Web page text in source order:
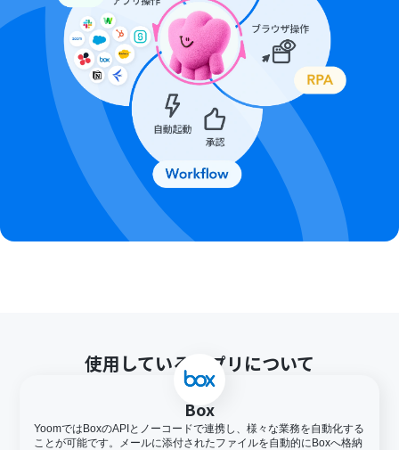
使用しているアプリについて
Box
YoomではBoxのAPIとノーコードで連携し、様々な業務を自動化する
ことが可能です。メールに添付されたファイルを自動的にBoxへ格納